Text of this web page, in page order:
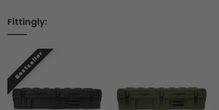
Fittingly: